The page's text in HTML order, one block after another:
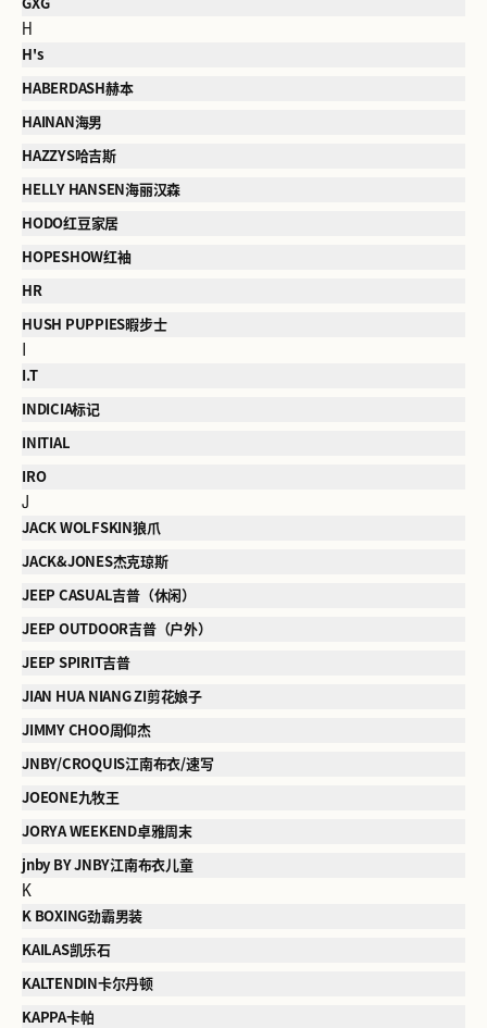
GXG
H
H's
HABERDASH赫本
HAINAN海男
HAZZYS哈吉斯
HELLY HANSEN海丽汉森
HODO红豆家居
HOPESHOW红袖
HR
HUSH PUPPIES暇步士
I
I.T
INDICIA标记
INITIAL
IRO
J
JACK WOLFSKIN狼爪
JACK&JONES杰克琼斯
JEEP CASUAL吉普（休闲）
JEEP OUTDOOR吉普（户外）
JEEP SPIRIT吉普
JIAN HUA NIANG ZI剪花娘子
JIMMY CHOO周仰杰
JNBY/CROQUIS江南布衣/速写
JOEONE九牧王
JORYA WEEKEND卓雅周末
jnby BY JNBY江南布衣儿童
K
K BOXING劲霸男装
KAILAS凯乐石
KALTENDIN卡尔丹顿
KAPPA卡帕